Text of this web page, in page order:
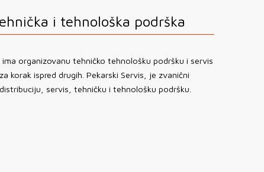
i tehnološka podrška
organizovanu tehničko tehnološku podršku i servis
korak ispred drugih. Pekarski Servis, je zvanični
servis, tehničku i tehnološku podršku.